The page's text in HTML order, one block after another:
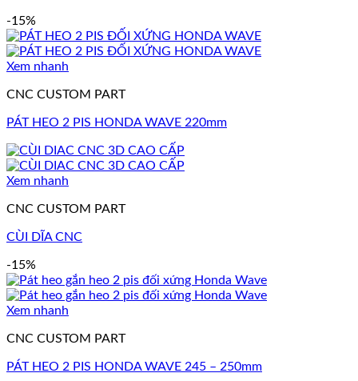
-15%
Xem nhanh
CNC CUSTOM PART
PÁT HEO 2 PIS HONDA WAVE 220mm
Xem nhanh
CNC CUSTOM PART
CÙI DĨA CNC
-15%
Xem nhanh
CNC CUSTOM PART
PÁT HEO 2 PIS HONDA WAVE 245 – 250mm